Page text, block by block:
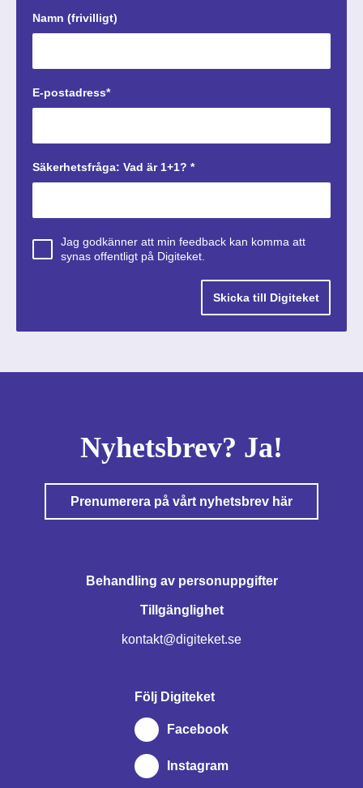
Namn (frivilligt)
E-postadress*
Säkerhetsfråga: Vad är 1+1? *
Jag godkänner att min feedback kan komma att
synas offentligt på Digiteket.
Behandling av personuppgifter
Tillgänglighet
kontakt@digiteket.se
Nyhetsbrev? Ja!
Prenumerera på vårt nyhetsbrev här
Följ Digiteket
Facebook
Instagram